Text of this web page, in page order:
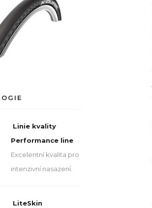
Linie kvality
Performance line
Excelentní kvalita pro
intenzivní nasazení.
LiteSkin